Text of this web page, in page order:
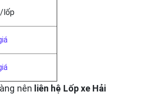
lốp
nên liên hệ Lốp xe Hải